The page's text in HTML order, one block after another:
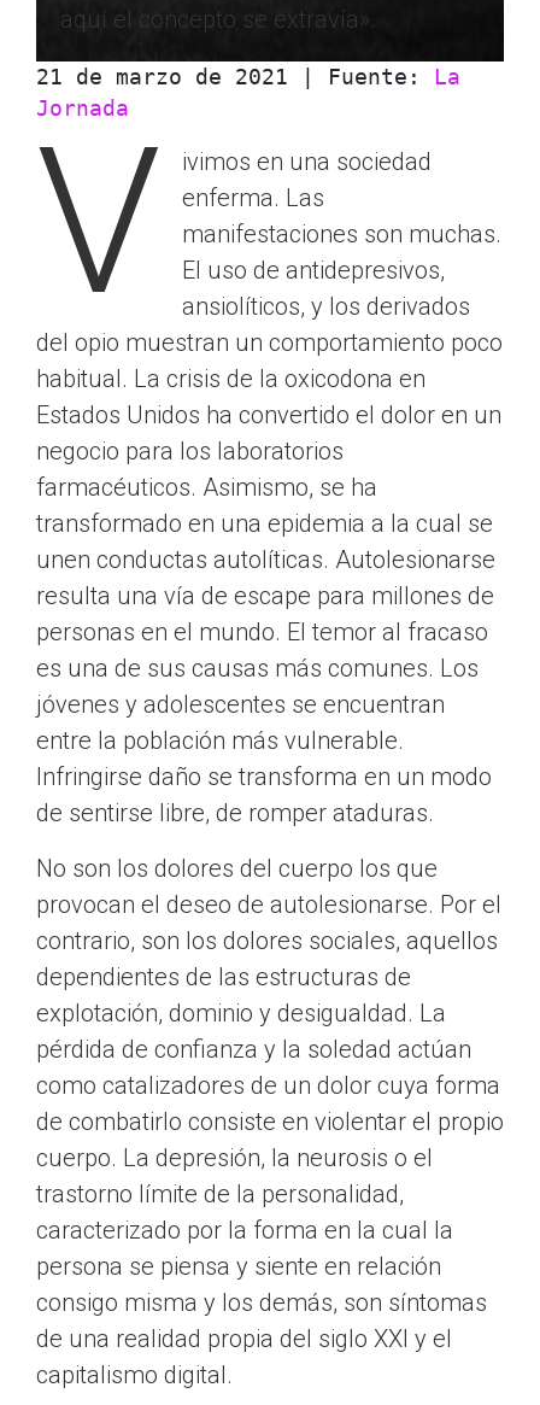
aquí el concepto se extravía».
21 de marzo de 2021 | Fuente:
La
Jornada
V
ivimos en una sociedad
enferma. Las
manifestaciones son muchas.
El uso de antidepresivos,
ansiolíticos, y los derivados
del opio muestran un comportamiento poco
habitual. La crisis de la oxicodona en
Estados Unidos ha convertido el dolor en un
negocio para los laboratorios
farmacéuticos. Asimismo, se ha
transformado en una epidemia a la cual se
unen conductas autolíticas. Autolesionarse
resulta una vía de escape para millones de
personas en el mundo. El temor al fracaso
es una de sus causas más comunes. Los
jóvenes y adolescentes se encuentran
entre la población más vulnerable.
Infringirse daño se transforma en un modo
de sentirse libre, de romper ataduras.
No son los dolores del cuerpo los que
provocan el deseo de autolesionarse. Por el
contrario, son los dolores sociales, aquellos
dependientes de las estructuras de
explotación, dominio y desigualdad. La
pérdida de confianza y la soledad actúan
como catalizadores de un dolor cuya forma
de combatirlo consiste en violentar el propio
cuerpo. La depresión, la neurosis o el
trastorno límite de la personalidad,
caracterizado por la forma en la cual la
persona se piensa y siente en relación
consigo misma y los demás, son síntomas
de una realidad propia del siglo XXI y el
capitalismo digital.